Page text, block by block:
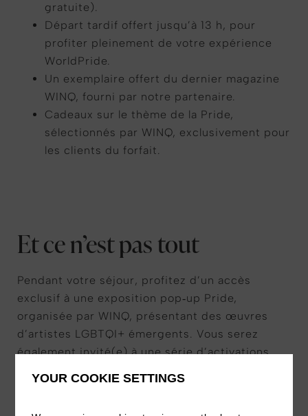
gratuite).
Départ tardif offert jusqu’à 13 h, pour
profiter pleinement de votre expérience
WorldPride.
Un exemplaire offert du dernier magazine
WINQ, fourni par notre partenaire.
Cadeaux sur le thème de la Pride,
sélectionnés par WINQ, exclusivement pour
les clients du forfait.
Et ce n’est pas tout
Pendant votre séjour, profitez d’un accès
exclusif à une exposition pop‑up Pride,
organisée par WINQ, présentant des œuvres
d’artistes LGBTQI+ émergents. Vous serez
également invité(e) à une série d’activations
YOUR COOKIE SETTINGS